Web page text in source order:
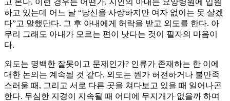
고 본다. 이런 경우는 어떤가. 지인의 아내는 요양병원에 입원
하고 있는데 어느 날 “당신을 사랑하지만 여자 없이는 못 살겠
다”고 말했단다. 그 후 아내에게 허락을 받고 외도를 한다. 아
무리 그래도 아내가 모르는 편이 낫다는 것이 필자의 마음이
다.
외도는 명백한 잘못이고 문제인가? 인류가 존재하는 한 이에
대한 논의는 계속될 것 같다. 외도는 뭔가 허전하거나 불만족
스러울 때, 그리고 서로 다른 곳을 쳐다보고 있을 때 일어나곤
한다. 무심한 지경이 지속될 때 어디에 무지개가 없을까 하며